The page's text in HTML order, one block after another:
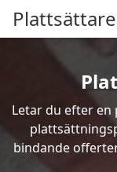
Letar du efter
bindande